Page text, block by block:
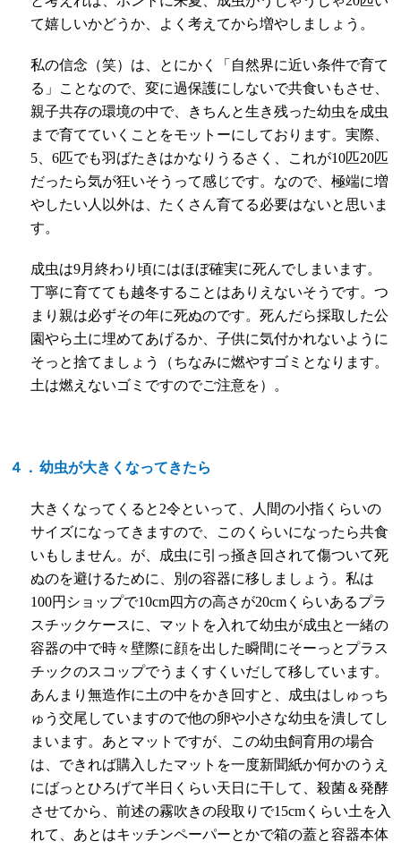
て嬉しいかどうか、よく考えてから増やしましょう。
私の信念（笑）は、とにかく「自然界に近い条件で育て
る」ことなので、変に過保護にしないで共食いもさせ、
親子共存の環境の中で、きちんと生き残った幼虫を成虫
まで育てていくことをモットーにしております。実際、
5
6匹でも羽ばたきはかなりうるさく、これが10匹20匹
だったら気が狂いそうって感じです。なので、極端に増
やしたい人以外は、たくさん育てる必要はないと思いま
す。
成虫は9月終わり頃にはほぼ確実に死んでしまいます。
丁寧に育てても越冬することはありえないそうです。つ
まり親は必ずその年に死ぬのです。死んだら採取した公
園やら土に埋めてあげるか、子供に気付かれないように
そっと捨てましょう（ちなみに燃やすゴミとなります。
土は燃えないゴミですのでご注意を）。
４． 幼虫が大きくなってきたら
大きくなってくると 2令といって、人間の小指くらいの
サイズになってきますので、このくらいになったら共食
いもしません。が、成虫に引っ掻き回されて傷ついて死
ぬのを避けるために、別の容器に移しましょう。私は
100円ショップで10cm四方の高さが20cm くらいあるプラ
スチックケースに、マットを入れて幼虫が成虫と一緒の
容器の中で時々壁際に顔を出した瞬間にそーっとプラス
チックのスコップでうまくすくいだして移しています。
あんまり無造作に土の中をかき回すと、成虫はしゅっち
ゅう交尾していますので他の卵や小さな幼虫を潰してし
まいます。あとマットですが、この幼虫飼育用の場合
は、できれば購入したマットを一度新聞紙か何かのうえ
にばっとひろげて半日くらい天日に干して、殺菌＆発酵
させてから、前述の霧吹きの段取りで15cm くらい土を入
れて、あとはキッチンペーパーとかで箱の蓋と容器本体